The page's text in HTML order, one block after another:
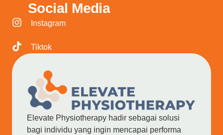
Social Media
Instagram
Tiktok
Elevate Physiotherapy hadir sebagai solusi
bagi individu yang ingin mencapai performa